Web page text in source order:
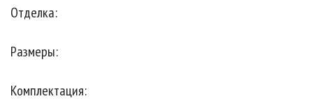
Отделка:
Размеры:
Комплектация: